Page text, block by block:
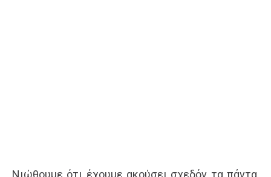
Νιώθουμε ότι έχουμε ακούσει σχεδόν τα πάντα,